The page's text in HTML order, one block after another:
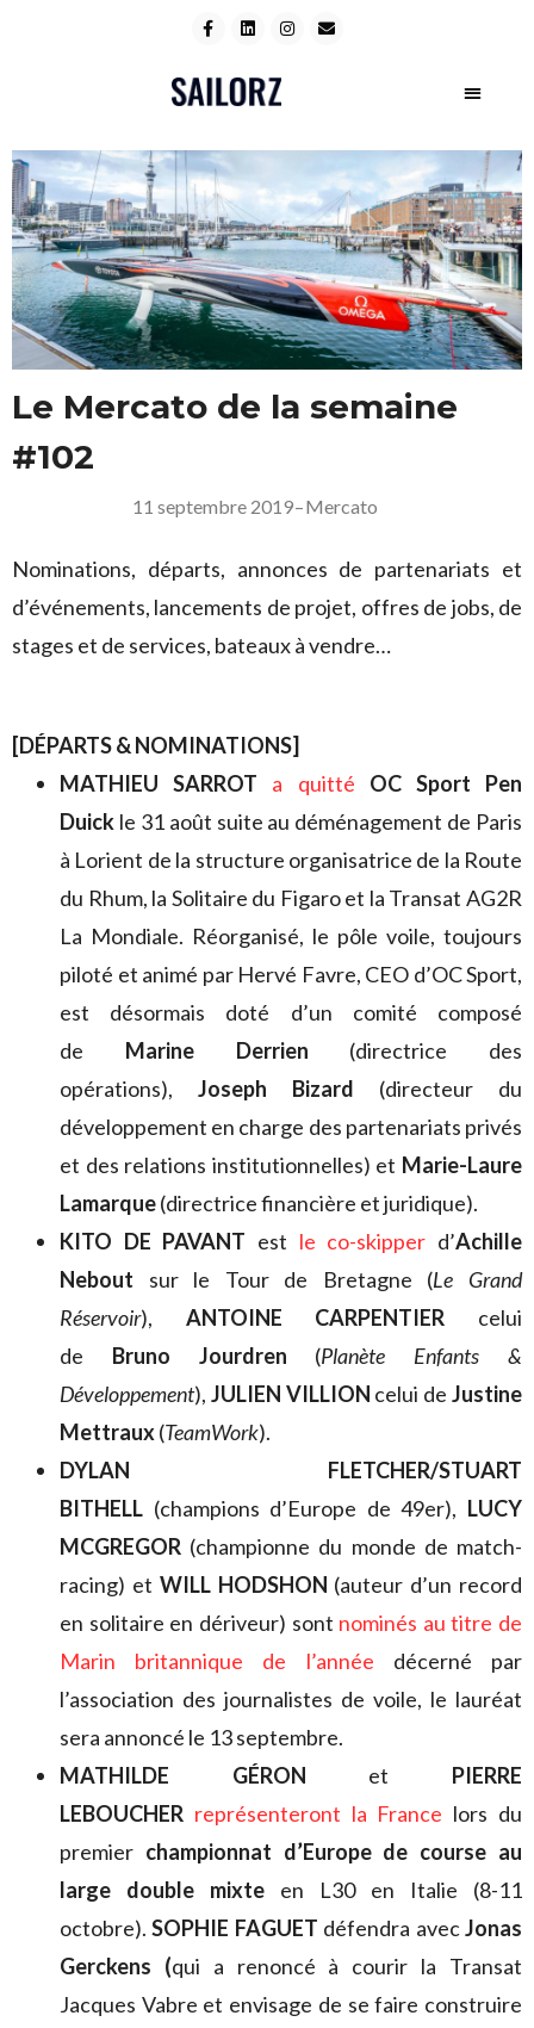
Le Mercato de la semaine
#102
11 septembre 2019–Mercato
Nominations, départs, annonces de partenariats et
d’événements, lancements de projet, offres de jobs, de
stages et de services, bateaux à vendre…
[DÉPARTS & NOMINATIONS]
MATHIEU SARROT
a quitté
OC Sport Pen
Duick le 31 août suite au déménagement de Paris
à Lorient de la structure organisatrice de la Route
du Rhum, la Solitaire du Figaro et la Transat AG2R
La Mondiale. Réorganisé, le pôle voile, toujours
piloté et animé par Hervé Favre, CEO d’OC Sport,
est désormais doté d’un comité composé
de Marine Derrien (directrice des
opérations), Joseph Bizard (directeur du
développement en charge des partenariats privés
et des relations institutionnelles) et Marie-Laure
Lamarque(directrice financière et juridique).
KITO DE PAVANT est le co-skipper d’Achille
Nebout sur le Tour de Bretagne (Le Grand
Réservoir), ANTOINE CARPENTIER celui
de Bruno Jourdren (Planète Enfants &
Développement), JULIEN VILLION celui deJustine
Mettraux(TeamWork).
DYLAN FLETCHER/STUART
BITHELL (champions d’Europe de 49er), LUCY
MCGREGOR (championne du monde de match-
racing) et WILL HODSHON (auteur d’un record
en solitaire en dériveur) sont nominés au titre de
Marin britannique de l’année décerné par
l’association des journalistes de voile, le lauréat
sera annoncé le 13 septembre.
MATHILDE GÉRON et PIERRE
LEBOUCHER représenteront la France lors du
premier championnat d’Europe de course au
large double mixte en L30 en Italie (8-11
octobre).SOPHIE FAGUET défendra avecJonas
Gerckens (qui a renoncé à courir la Transat
Jacques Vabre et envisage de se faire construire